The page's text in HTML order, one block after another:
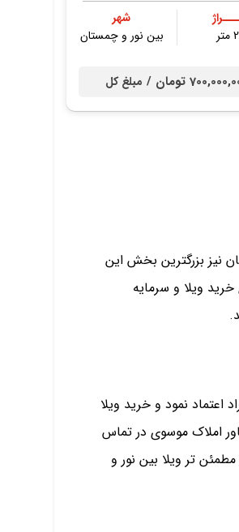
شهر
بین نور و چمستان
تومان / مبلغ کل
نیز بزرگترین بخش این
ویلا و سرمایه
اعتماد نمود و خرید ویلا
املاک موسوی در تماس
تر ویلا بین نور و